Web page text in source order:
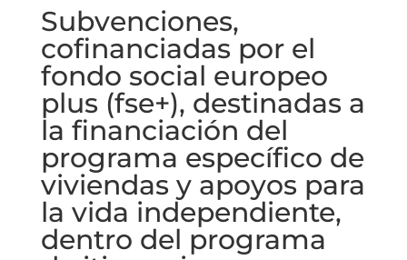
Subvenciones,
cofinanciadas por el
fondo social europeo
plus (fse+), destinadas a
la financiación del
programa específico de
viviendas y apoyos para
la vida independiente,
dentro del programa